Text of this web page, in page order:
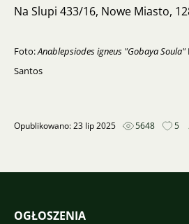
Na Slupi 433/16, Nowe Miasto,
Foto:Anablepsiodes igneus "Gobaya Soula"
Santos
Opublikowano: 23 lip 2025 5648 5
OGŁOSZENIA